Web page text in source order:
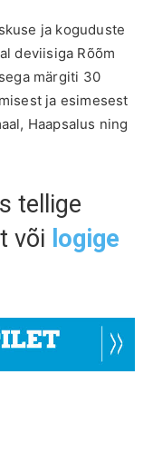
ja koguduste
deviisiga Rõõm
märgiti 30
ja esimesest
Haapsalus ning
tellige
või logige